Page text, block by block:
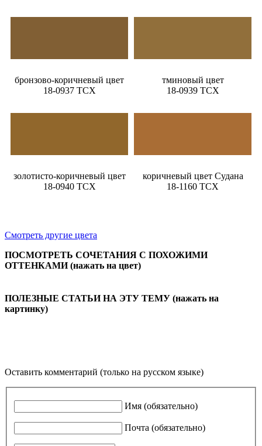
бронзово-коричневый цвет
18-0937 TCX
тминовый цвет
18-0939 TCX
золотисто-коричневый цвет
18-0940 TCX
коричневый цвет Судана
18-1160 TCX
Смотреть другие цвета
ПОСМОТРЕТЬ СОЧЕТАНИЯ С ПОХОЖИМИ
ОТТЕНКАМИ (нажать на цвет)
ПОЛЕЗНЫЕ СТАТЬИ НА ЭТУ ТЕМУ (нажать на
картинку)
Оставить комментарий (только на русском языке)
Имя (обязательно)
Почта (обязательно)